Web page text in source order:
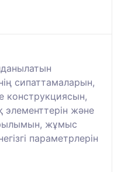
сипаттамаларын,
конструкциясын,
және
жұмыс
параметрлерін